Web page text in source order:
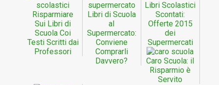
Risparmiare
Sui Libri di
Scuola Coi
Testi Scritti dai
Professori
Libri di Scuola
al
Supermercato:
Conviene
Comprarli
Davvero?
Libri Scolastici
Scontati:
Offerte 2015
dei
Supermercati
Caro Scuola: il
Risparmio è
Servito